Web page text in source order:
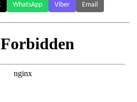
WhatsApp Viber Email